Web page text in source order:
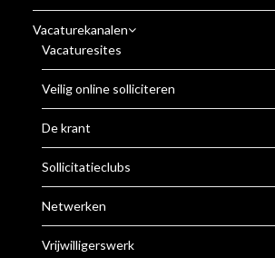
Vacaturekanalen
Vacaturesites
Veilig online solliciteren
De krant
Sollicitatieclubs
Netwerken
Vrijwilligerswerk